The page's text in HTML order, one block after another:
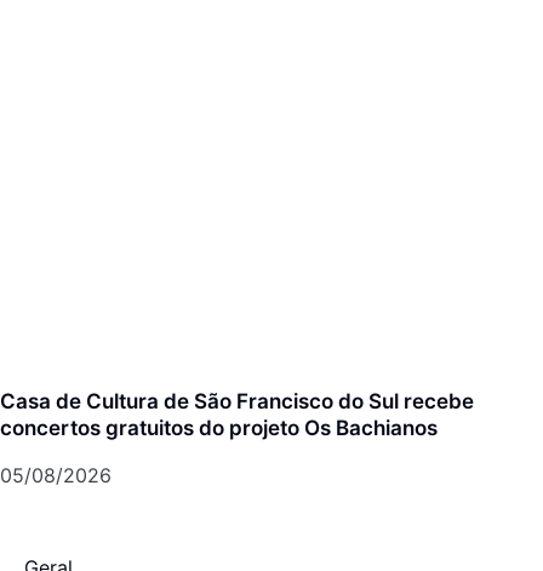
Casa de Cultura de São Francisco do Sul recebe
concertos gratuitos do projeto Os Bachianos
05/08/2026